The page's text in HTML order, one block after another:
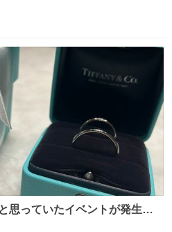
思っていたイベントが発生し